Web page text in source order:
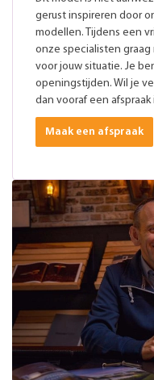
gerust inspireren door
modellen. Tijdens een
onze specialisten
voor jouw situatie. Je
openingstijden. Wil je
dan vooraf een afspraak
Maak een afspraak